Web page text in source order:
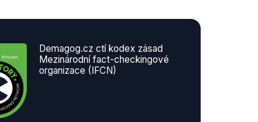
Demagog.cz ctí kodex zásad
Mezinárodní fact-checkingové
organizace (IFCN)